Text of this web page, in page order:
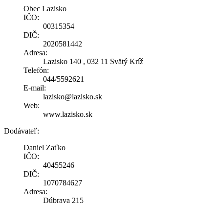
Obec Lazisko
IČO:
00315354
DIČ:
2020581442
Adresa:
Lazisko 140 , 032 11 Svätý Kríž
Telefón:
044/5592621
E-mail:
lazisko@lazisko.sk
Web:
www.lazisko.sk
Dodávateľ:
Daniel Zaťko
IČO:
40455246
DIČ:
1070784627
Adresa:
Dúbrava 215